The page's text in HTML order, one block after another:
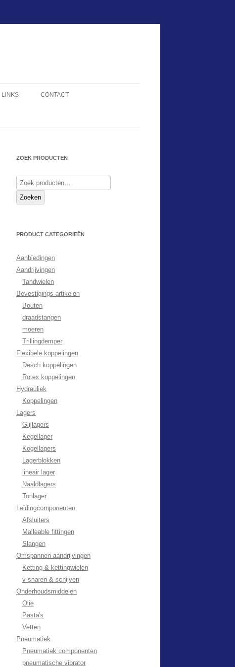
LINKS CONTACT
ZOEK PRODUCTEN
Zoeken
naar:
Zoeken
PRODUCT CATEGORIEËN
Aanbiedingen
Aandrijvingen
Tandwielen
Bevestigings artikelen
Bouten
draadstangen
moeren
Trillingdemper
Flexibele koppelingen
Desch koppelingen
Rotex koppelingen
Hydrauliek
Koppelingen
Lagers
Glijlagers
Kegellager
Kogellagers
Lagerblokken
lineair lager
Naaldlagers
Tonlager
Leidingcomponenten
Afsluiters
Malleable fittingen
Slangen
Omspannen aandrijvingen
Ketting & kettingwielen
v-snaren & schijven
Onderhoudsmiddelen
Olie
Pasta's
Vetten
Pneumatiek
Pneumatiek componenten
pneumatische vibrator